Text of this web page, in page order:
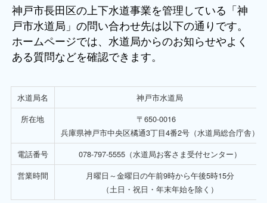
神戸市長田区の上下水道事業を管理している「神
戸市水道局」の問い合わせ先は以下の通りです。
ホームページでは、水道局からのお知らせやよく
ある質問などを確認できます。
水道局名
神戸市水道局
所在地
〒650-0016
兵庫県神戸市中央区橘通3丁目4番2号（水道局総合庁舎）
電話番号
078-797-5555（水道局お客さま受付センター）
営業時間
月曜日～金曜日の午前9時から午後5時15分
（土日・祝日・年末年始を除く）